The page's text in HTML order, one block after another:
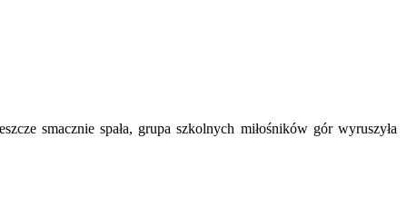
smacznie spała, grupa szkolnych miłośników gór wyruszyła